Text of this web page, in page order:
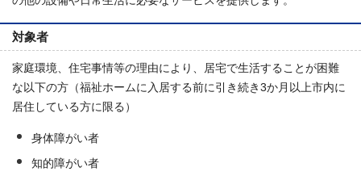
対象者
家庭環境、住宅事情等の理由により、居宅で生活することが困難
な以下の方（福祉ホームに入居する前に引き続き3か月以上市内に
居住している方に限る）
身体障がい者
知的障がい者